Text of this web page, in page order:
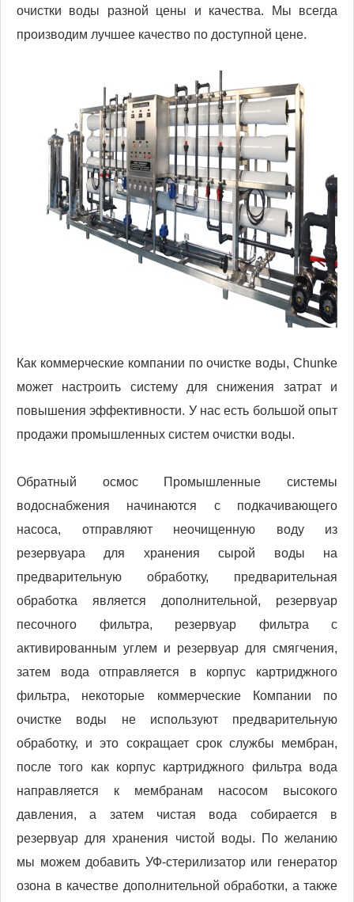
очистки воды разной цены и качества. Мы всегда
производим лучшее качество по доступной цене.
Как коммерческие компании по очистке воды, Chunke
может настроить систему для снижения затрат и
повышения эффективности. У нас есть большой опыт
продажи промышленных систем очистки воды.
Обратный осмос Промышленные системы
водоснабжения начинаются с подкачивающего
насоса, отправляют неочищенную воду из
резервуара для хранения сырой воды на
предварительную обработку, предварительная
обработка является дополнительной, резервуар
песочного фильтра, резервуар фильтра с
активированным углем и резервуар для смягчения,
затем вода отправляется в корпус картриджного
фильтра, некоторые коммерческие Компании по
очистке воды не используют предварительную
обработку, и это сокращает срок службы мембран,
после того как корпус картриджного фильтра вода
направляется к мембранам насосом высокого
давления, а затем чистая вода собирается в
резервуар для хранения чистой воды. По желанию
мы можем добавить УФ-стерилизатор или генератор
озона в качестве дополнительной обработки, а также